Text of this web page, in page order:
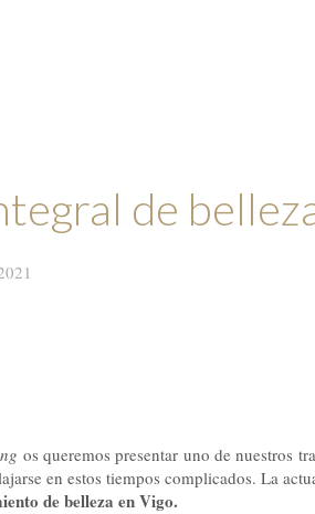
de
os queremos presentar uno de nuestros
en estos tiempos complicados. La
de belleza en Vigo.